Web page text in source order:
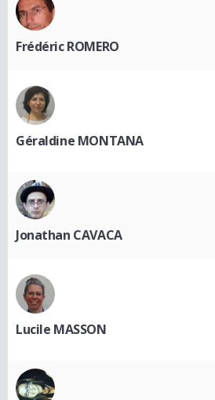
Frédéric ROMERO
Géraldine MONTANA
Jonathan CAVACA
Lucile MASSON